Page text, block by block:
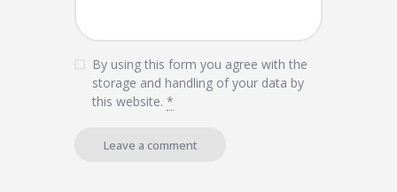
By using this form you agree with the
storage and handling of your data by
this website. *